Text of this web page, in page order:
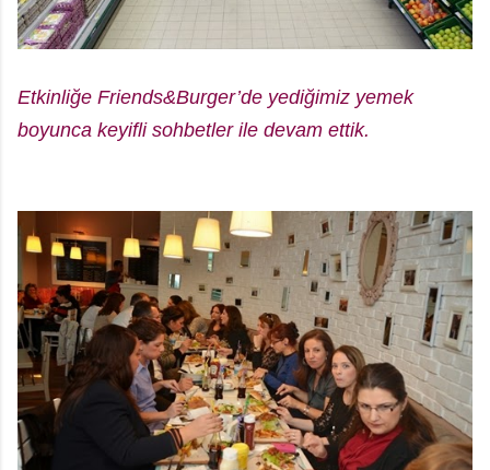
Etkinliğe Friends&Burger’de yediğimiz yemek
boyunca keyifli sohbetler ile devam ettik.